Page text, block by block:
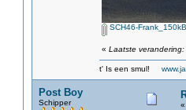
SCH46-
« Laatste
t' Is een smul!
Post Boy
Schipper «